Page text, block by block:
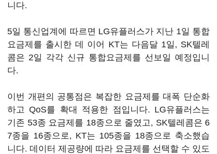
니다.
5일 통신업계에 따르면 LG유플러스가 지난 1일 통합
요금제를 출시한 데 이어 KT는 다음달 1일, SK텔레
콤은 2일 각각 신규 통합요금제를 선보일 예정입니
다.
이번 개편의 공통점은 복잡한 요금제를 대폭 단순화
하고 QoS를 확대 적용한 점입니다. LG유플러스는
기존 53종 요금제를 18종으로 줄였고, SK텔레콤은 6
7종을 16종으로, KT는 105종을 18종으로 축소했습
니다. 데이터 제공량에 따라 요금제를 선택할 수 있도